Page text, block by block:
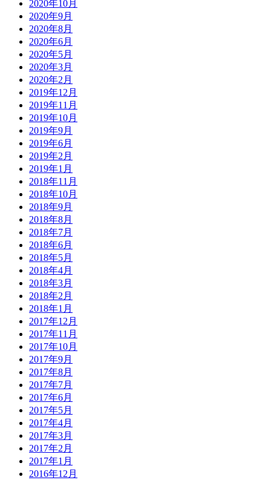
2020年10月
2020年9月
2020年8月
2020年6月
2020年5月
2020年3月
2020年2月
2019年12月
2019年11月
2019年10月
2019年9月
2019年6月
2019年2月
2019年1月
2018年11月
2018年10月
2018年9月
2018年8月
2018年7月
2018年6月
2018年5月
2018年4月
2018年3月
2018年2月
2018年1月
2017年12月
2017年11月
2017年10月
2017年9月
2017年8月
2017年7月
2017年6月
2017年5月
2017年4月
2017年3月
2017年2月
2017年1月
2016年12月